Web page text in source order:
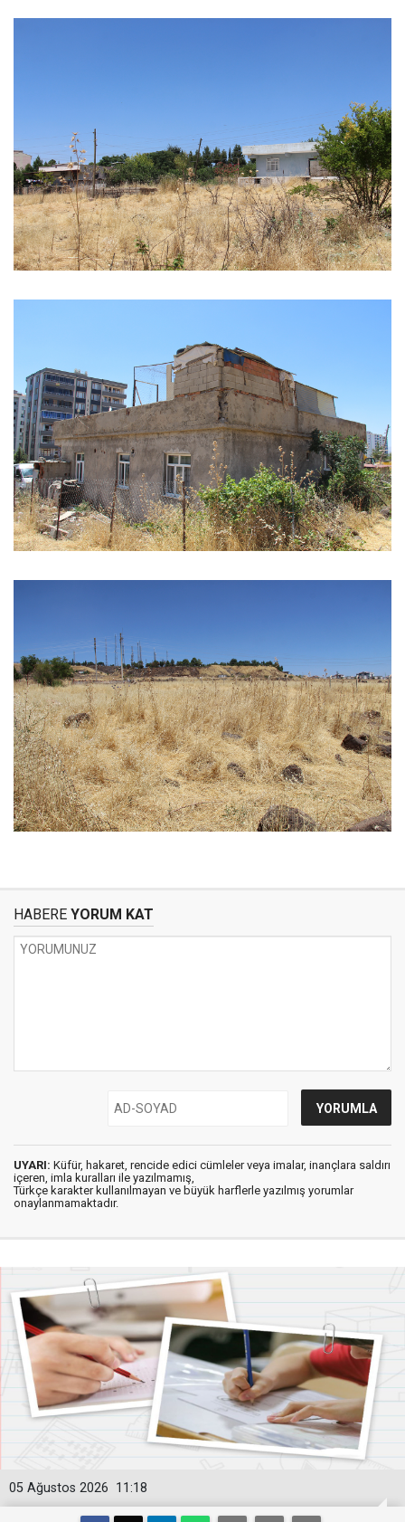
HABERE YORUM KAT
UYARI: Küfür, hakaret, rencide edici cümleler veya imalar, inançlara saldırı
içeren, imla kuralları ile yazılmamış,
Türkçe karakter kullanılmayan ve büyük harflerle yazılmış yorumlar
onaylanmamaktadır.
11:18
05 Ağustos 2026